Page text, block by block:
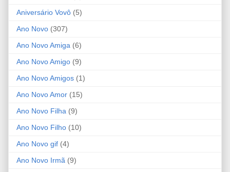
Aniversário Vovô (5)
Ano Novo (307)
Ano Novo Amiga (6)
Ano Novo Amigo (9)
Ano Novo Amigos (1)
Ano Novo Amor (15)
Ano Novo Filha (9)
Ano Novo Filho (10)
Ano Novo gif (4)
Ano Novo Irmã (9)